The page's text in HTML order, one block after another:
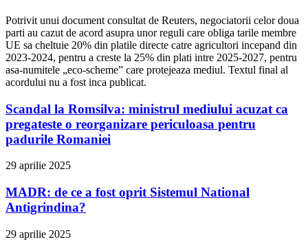
Potrivit unui document consultat de Reuters, negociatorii celor doua
parti au cazut de acord asupra unor reguli care obliga tarile membre
UE sa cheltuie 20% din platile directe catre agricultori incepand din
2023-2024, pentru a creste la 25% din plati intre 2025-2027, pentru
asa-numitele „eco-scheme” care protejeaza mediul. Textul final al
acordului nu a fost inca publicat.
Scandal la Romsilva: ministrul mediului acuzat ca
pregateste o reorganizare periculoasa pentru
padurile Romaniei
29 aprilie 2025
MADR: de ce a fost oprit Sistemul National
Antigrindina?
29 aprilie 2025